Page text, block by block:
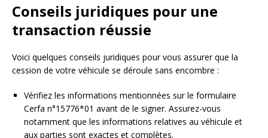
Conseils juridiques pour une
transaction réussie
Voici quelques conseils juridiques pour vous assurer que la
cession de votre véhicule se déroule sans encombre :
Vérifiez les informations mentionnées sur le formulaire
Cerfa n°15776*01 avant de le signer. Assurez-vous
notamment que les informations relatives au véhicule et
aux parties sont exactes et complètes.